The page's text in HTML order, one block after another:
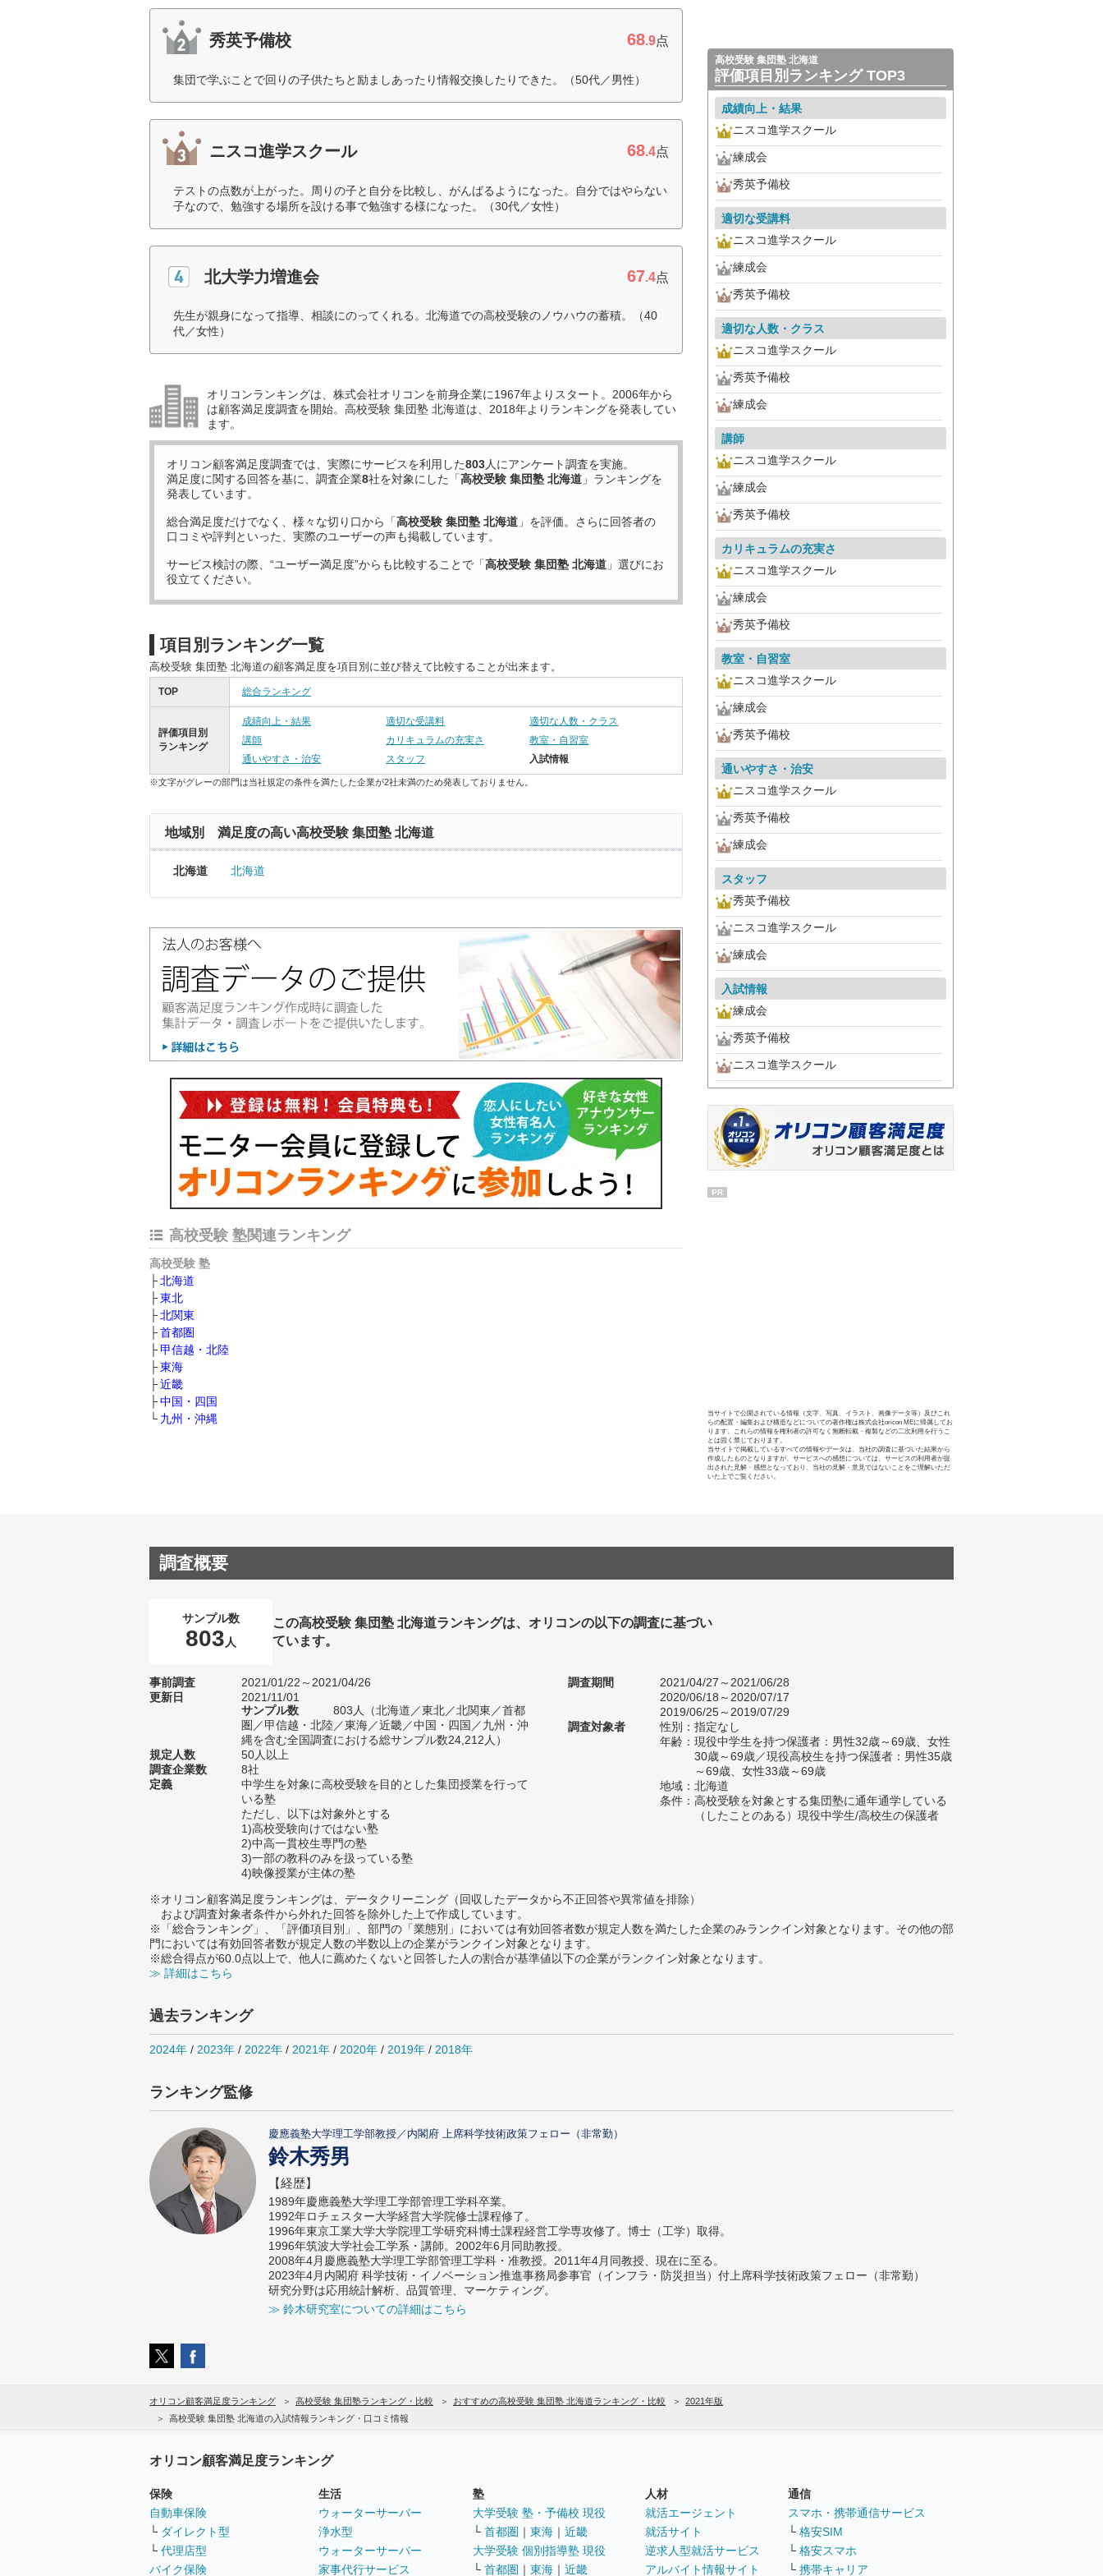
秀英予備校 68.9点
集団で学ぶことで回りの子供たちと励ましあったり情報交換したりできた。（50代／男性）
ニスコ進学スクール 68.4点
テストの点数が上がった。周りの子と自分を比較し、がんばるようになった。自分ではやらない
子なので、勉強する場所を設ける事で勉強する様になった。（30代／女性）
北大学力増進会 67.4点
先生が親身になって指導、相談にのってくれる。北海道での高校受験のノウハウの蓄積。（40
代／女性）
オリコンランキングは、株式会社オリコンを前身企業に1967年よりスタート。2006年から
は顧客満足度調査を開始。高校受験 集団塾 北海道は、2018年よりランキングを発表してい
ます。
オリコン顧客満足度調査では、実際にサービスを利用した803人にアンケート調査を実施。
満足度に関する回答を基に、調査企業8社を対象にした「高校受験 集団塾 北海道 」ランキングを
発表しています。
総合満足度だけでなく、様々な切り口から「高校受験 集団塾 北海道 」を評価。さらに回答者の
口コミや評判といった、実際のユーザーの声も掲載しています。
サービス検討の際、“ユーザー満足度”からも比較することで「高校受験 集団塾 北海道 」選びにお
役立てください。
項目別ランキング一覧
高校受験 集団塾 北海道の顧客満足度を項目別に並び替えて比較することが出来ます。
TOP 総合ランキング
評価項目別
ランキング
成績向上・結果 適切な受講料
適切な人数・クラス
講師
カリキュラムの充実さ
教室・自習室
通いやすさ・治安
スタッフ 入試情報
※文字がグレーの部門は当社規定の条件を満たした企業が2社未満のため発表しておりません。
地域別 満足度の高い高校受験 集団塾 北海道
北海道 北海道
高校受験 塾関連ランキング
高校受験 塾
北海道
東北
北関東
首都圏
甲信越・北陸
東海
近畿
中国・四国
九州・沖縄
高校受験 集団塾 北海道
評価項目別ランキング TOP3
成績向上・結果
ニスコ進学スクール
練成会
秀英予備校
適切な受講料
ニスコ進学スクール
練成会
秀英予備校
適切な人数・クラス
ニスコ進学スクール
秀英予備校
練成会
講師
ニスコ進学スクール
練成会
秀英予備校
カリキュラムの充実さ
ニスコ進学スクール
練成会
秀英予備校
教室・自習室
ニスコ進学スクール
練成会
秀英予備校
通いやすさ・治安
ニスコ進学スクール
秀英予備校
練成会
スタッフ
秀英予備校
ニスコ進学スクール
練成会
入試情報
練成会
秀英予備校
ニスコ進学スクール
PR
当サイトで公開されている情報（文字、写真、イラスト、画像データ等）及びこれ
らの配置・編集および構造などについての著作権は株式会社oricon MEに帰属してお
ります。これらの情報を権利者の許可なく無断転載・複製などの二次利用を行うこ
とは固く禁じております。
当サイトで掲載しているすべての情報やデータは、当社の調査に基づいた結果から
作成したものとなりますが、サービスへの感想については、サービスの利用者が提
出された見解・感想となっており、当社の見解・意見ではないことをご理解いただ
いた上でご覧ください。
調査概要
サンプル数
803 人
この高校受験 集団塾 北海道ランキングは、オリコンの以下の調査に基づい
ています。
事前調査
2021/01/22～2021/04/26
更新日
2021/11/01
サンプル数
803人（北海道／東北／北関東／首都
圏／甲信越・北陸／東海／近畿／中国・四国／九州・沖
縄を含む全国調査における総サンプル数24,212人）
規定人数
50人以上
調査企業数
8社
定義
中学生を対象に高校受験を目的とした集団授業を行って
いる塾
ただし、以下は対象外とする
1)高校受験向けではない塾
2)中高一貫校生専門の塾
3)一部の教科のみを扱っている塾
4)映像授業が主体の塾
調査期間
2021/04/27～2021/06/28
2020/06/18～2020/07/17
2019/06/25～2019/07/29
調査対象者
性別：指定なし
年齢：現役中学生を持つ保護者：男性32歳～69歳、女性
30歳～69歳／現役高校生を持つ保護者：男性35歳
～69歳、女性33歳～69歳
地域：北海道
条件：高校受験を対象とする集団塾に通年通学している
（したことのある）現役中学生/高校生の保護者
※オリコン顧客満足度ランキングは、データクリーニング（回収したデータから不正回答や異常値を排除）
および調査対象者条件から外れた回答を除外した上で作成しています。
※「総合ランキング」、「評価項目別」、部門の「業態別」においては有効回答者数が規定人数を満たした企業のみランクイン対象となります。その他の部
門においては有効回答者数が規定人数の半数以上の企業がランクイン対象となります。
※総合得点が60.0点以上で、他人に薦めたくないと回答した人の割合が基準値以下の企業がランクイン対象となります。
≫ 詳細はこちら
過去ランキング
2024年 / 2023年 / 2022年 / 2021年 / 2020年 / 2019年 / 2018年
ランキング監修
慶應義塾大学理工学部教授／内閣府 上席科学技術政策フェロー（非常勤）
鈴木秀男
【経歴】
1989年慶應義塾大学理工学部管理工学科卒業。
1992年ロチェスター大学経営大学院修士課程修了。
1996年東京工業大学大学院理工学研究科博士課程経営工学専攻修了。博士（工学）取得。
1996年筑波大学社会工学系・講師。2002年6月同助教授。
2008年4月慶應義塾大学理工学部管理工学科・准教授。2011年4月同教授、現在に至る。
2023年4月内閣府 科学技術・イノベーション推進事務局参事官（インフラ・防災担当）付上席科学技術政策フェロー（非常勤）
研究分野は応用統計解析、品質管理、マーケティング。
≫ 鈴木研究室についての詳細はこちら
オリコン顧客満足度ランキング 高校受験 集団塾ランキング・比較 おすすめの高校受験 集団塾 北海道ランキング・比較
2021年版
高校受験 集団塾 北海道の入試情報ランキング・口コミ情報
オリコン顧客満足度ランキング
保険
自動車保険
└ ダイレクト型
└ 代理店型
バイク保険
生活
ウォーターサーバー
浄水型
ウォーターサーバー
家事代行サービス
塾
大学受験 塾・予備校 現役
└ 首都圏 ｜ 東海 ｜ 近畿
大学受験 個別指導塾 現役
└ 首都圏 ｜ 東海 ｜ 近畿
人材
就活エージェント
就活サイト
逆求人型就活サービス
アルバイト情報サイト
通信
スマホ・携帯通信サービス
└ 格安SIM
└ 格安スマホ
└ 携帯キャリア